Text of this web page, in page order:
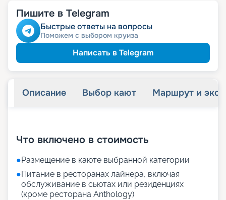
Пишите в Telegram
Быстрые ответы на вопросы
Поможем с выбором круиза
Написать в Telegram
Описание Выбор кают Маршрут и
Что включено в стоимость
●Размещение в каюте выбранной категории
●Питание в ресторанах лайнера, включая
обслуживание в сьютах или резиденциях
(кроме ресторана Anthology)